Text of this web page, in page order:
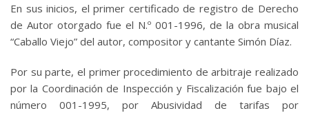
En sus inicios, el primer certificado de registro de Derecho
de Autor otorgado fue el N.º 001-1996, de la obra musical
“Caballo Viejo” del autor, compositor y cantante Simón Díaz.
Por su parte, el primer procedimiento de arbitraje realizado
por la Coordinación de Inspección y Fiscalización fue bajo el
número 001-1995, por Abusividad de tarifas por